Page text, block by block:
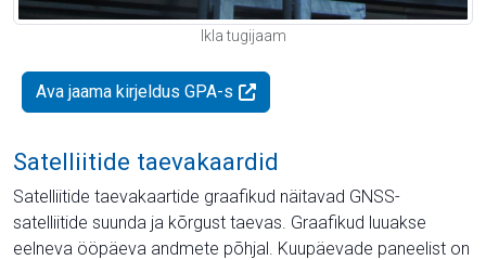
Ikla tugijaam
Ava jaama kirjeldus GPA-s
Satelliitide taevakaardid
Satelliitide taevakaartide graafikud näitavad GNSS-
satelliitide suunda ja kõrgust taevas. Graafikud luuakse
eelneva ööpäeva andmete põhjal. Kuupäevade paneelist on